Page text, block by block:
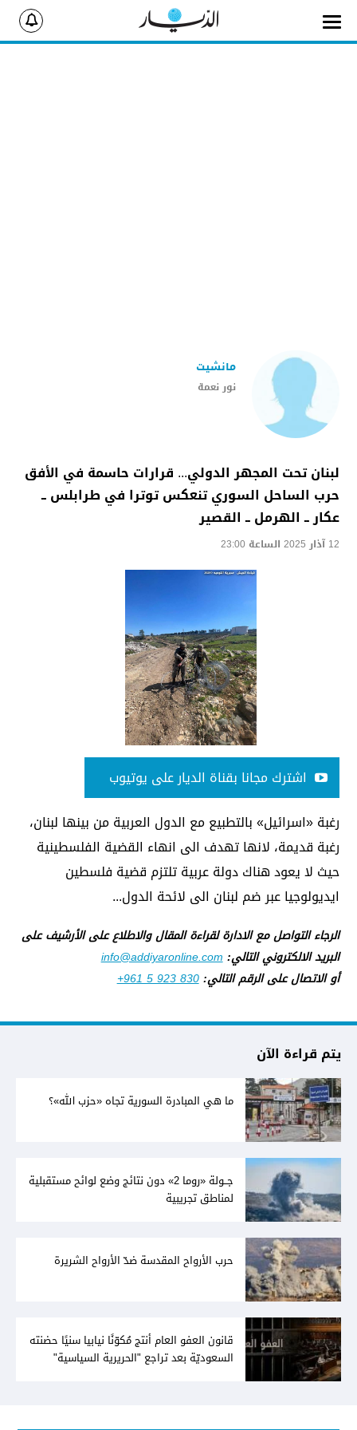
نور نعمة
مانشيت
لبنان تحت المجهر الدولي... قرارات حاسمة في الأفق
حرب الساحل السوري تنعكس توترا في طرابلس ــ
عكار ــ الهرمل ــ القصير
12 آذار 2025 الساعة 23:00
اشترك مجانا بقناة الديار على يوتيوب
رغبة «اسرائيل» بالتطبيع مع الدول العربية من بينها لبنان،
رغبة قديمة، لانها تهدف الى انهاء القضية الفلسطينية
حيث لا يعود هناك دولة عربية تلتزم قضية فلسطين
ايديولوجيا عبر ضم لبنان الى لائحة الدول...
الرجاء التواصل مع الادارة لقراءة المقال والاطلاع على الأرشيف على
البريد الالكتروني التالي:info@addiyaronline.com
أو الاتصال على الرقم التالي:+961 5 923 830
يتم قراءة الآن
ما هي المبادرة السورية تجاه «حزب الله»؟
جــولة «روما 2» دون نتائج وضع لوائح مستقبلية
لمناطق تجريبية
حرب الأرواح المقدسة ضدّ الأرواح الشريرة
قانون العفو العام أنتج مُكوّنًا نيابيا سنيًا حضنته
السعوديّة بعد تراجع "الحريرية السياسية"